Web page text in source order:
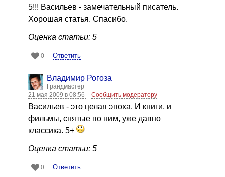
5!!! Васильев - замечательный писатель.
Хорошая статья. Спасибо.
Оценка статьи: 5
0 Ответить
Владимир Рогоза
Грандмастер
21 мая 2009 в 08:56
Сообщить модератору
Васильев - это целая эпоха. И книги, и
фильмы, снятые по ним, уже давно
классика. 5+
Оценка статьи: 5
0 Ответить